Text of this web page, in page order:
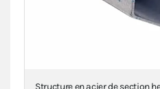
Structure en acier de section